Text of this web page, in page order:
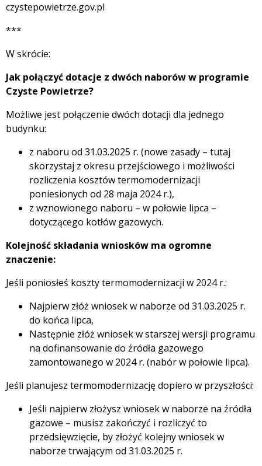
czystepowietrze.gov.pl
***
W skrócie:
Jak połączyć dotacje z dwóch naborów w programie
Czyste Powietrze?
Możliwe jest połączenie dwóch dotacji dla jednego
budynku:
z naboru od 31.03.2025 r. (nowe zasady – tutaj
skorzystaj z okresu przejściowego i możliwości
rozliczenia kosztów termomodernizacji
poniesionych od 28 maja 2024 r.),
z wznowionego naboru – w połowie lipca –
dotyczącego kotłów gazowych.
Kolejność składania wniosków ma ogromne
znaczenie:
Jeśli poniosłeś koszty termomodernizacji w 2024 r.:
Najpierw złóż wniosek w naborze od 31.03.2025 r.
do końca lipca,
Następnie złóż wniosek w starszej wersji programu
na dofinansowanie do źródła gazowego
zamontowanego w 2024 r. (nabór w połowie lipca).
Jeśli planujesz termomodernizację dopiero w przyszłości:
Jeśli najpierw złożysz wniosek w naborze na źródła
gazowe – musisz zakończyć i rozliczyć to
przedsięwzięcie, by złożyć kolejny wniosek w
naborze trwającym od 31.03.2025 r.